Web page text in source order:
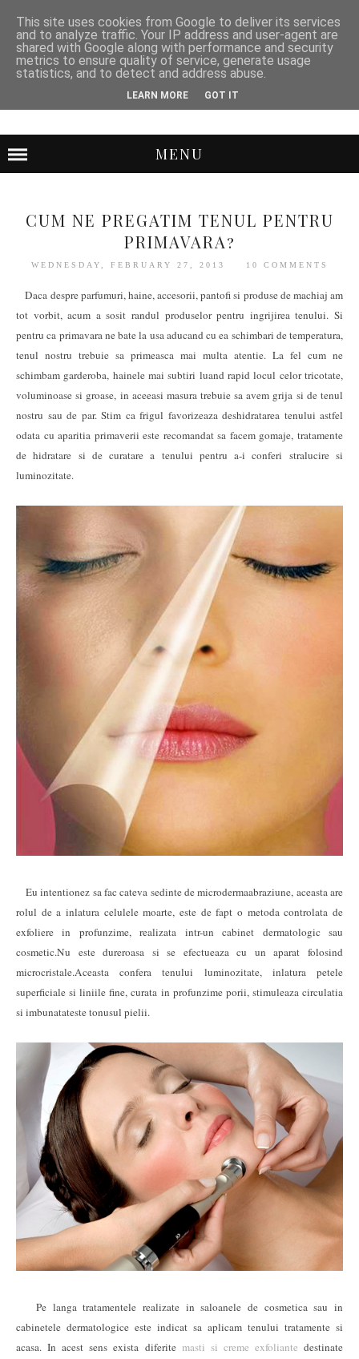
MENU
CUM NE PREGATIM TENUL PENTRU
PRIMAVARA?
WEDNESDAY, FEBRUARY 27, 2013 10 COMMENTS
Daca despre parfumuri, haine, accesorii, pantofi si produse de machiaj am
tot vorbit, acum a sosit randul produselor pentru ingrijirea tenului. Si
pentru ca primavara ne bate la usa aducand cu ea schimbari de temperatura,
tenul nostru trebuie sa primeasca mai multa atentie. La fel cum ne
schimbam garderoba, hainele mai subtiri luand rapid locul celor tricotate,
voluminoase si groase, in aceeasi masura trebuie sa avem grija si de tenul
nostru sau de par. Stim ca frigul favorizeaza deshidratarea tenului astfel
odata cu aparitia primaverii este recomandat sa facem gomaje, tratamente
de hidratare si de curatare a tenului pentru a-i conferi stralucire si
luminozitate.
Eu intentionez sa fac cateva sedinte de microdermaabraziune, aceasta are
rolul de a inlatura celulele moarte, este de fapt o metoda controlata de
exfoliere in profunzime, realizata intr-un cabinet dermatologic sau
cosmetic.Nu este dureroasa si se efectueaza cu un aparat folosind
microcristale.Aceasta confera tenului luminozitate, inlatura petele
superficiale si liniile fine, curata in profunzime porii, stimuleaza circulatia
si imbunatateste tonusul pielii.
Pe langa tratamentele realizate in saloanele de cosmetica sau in
cabinetele dermatologice este indicat sa aplicam tenului tratamente si
acasa. In acest sens exista diferite masti si creme exfoliante destinate
This site uses cookies from Google to deliver its services
and to analyze traffic. Your IP address and user-agent are
shared with Google along with performance and security
metrics to ensure quality of service, generate usage
statistics, and to detect and address abuse.
LEARN MORE GOT IT